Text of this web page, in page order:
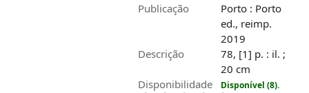
Publicação
Porto : Porto
ed., reimp.
2019
Descrição
78, [1] p. : il. ;
20 cm
Disponibilidade
Disponível (8).